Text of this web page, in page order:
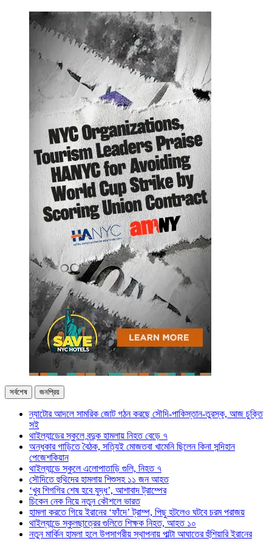
সর্বশেষ জনপ্রিয়
ন্যাটোর আদলে সামরিক জোট গঠন করছে সৌদি-পাকিস্তান-তুরস্ক, আজ চুক্তি
সই
থাইল্যান্ডের স্কুলে বন্দুক হামলায় নিহত বেড়ে ৭
অন্ধকার গাড়িতে বৈঠক, সত্যিই মোজতবা খামেনি ছিলেন কিনা সন্দিহান
পেজেশকিয়ান
থাইল্যান্ডে স্কুলে এলোপাতাড়ি গুলি, নিহত ৭
সৌদিতে হুথিদের হামলায় শিশুসহ ১১ জন আহত
‘খুব শিগগির শেষ হবে যুদ্ধ’, আশাবাদ ট্রাম্পের
চিকেন নেক নিয়ে নতুন কৌশলে ভারত
হামলা করতে গিয়ে ইরানের ‘ফাঁদে’ ট্রাম্প, পিছু হটলেও ঘটবে চরম পরাজয়
থাইল্যান্ডে স্কুলছাত্রের গুলিতে শিক্ষক নিহত, আহত ১০
নতুন মার্কিন হামলা হলে উপসাগরীয় স্থাপনায় পাল্টা আঘাতের হুঁশিয়ারি ইরানের